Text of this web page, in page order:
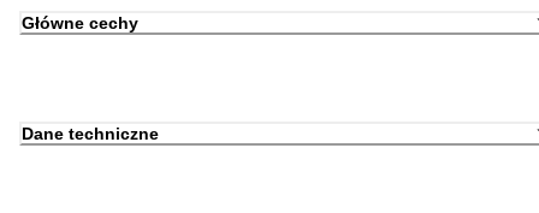
Główne cechy
Dane techniczne